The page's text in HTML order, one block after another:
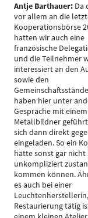
Antje Barthauer: Da
vor allem an die
Kooperationsbörse
hatten wir auch eine
französische
und die Teilnehmer
interessiert an den
sowie den
haben hier unter
Gespräche mit einem
Metallbildner
sich dann direkt
eingeladen. So ein
hätte sonst gar nicht
unkompliziert
kommen können.
es auch bei einer
Restaurierung tätig